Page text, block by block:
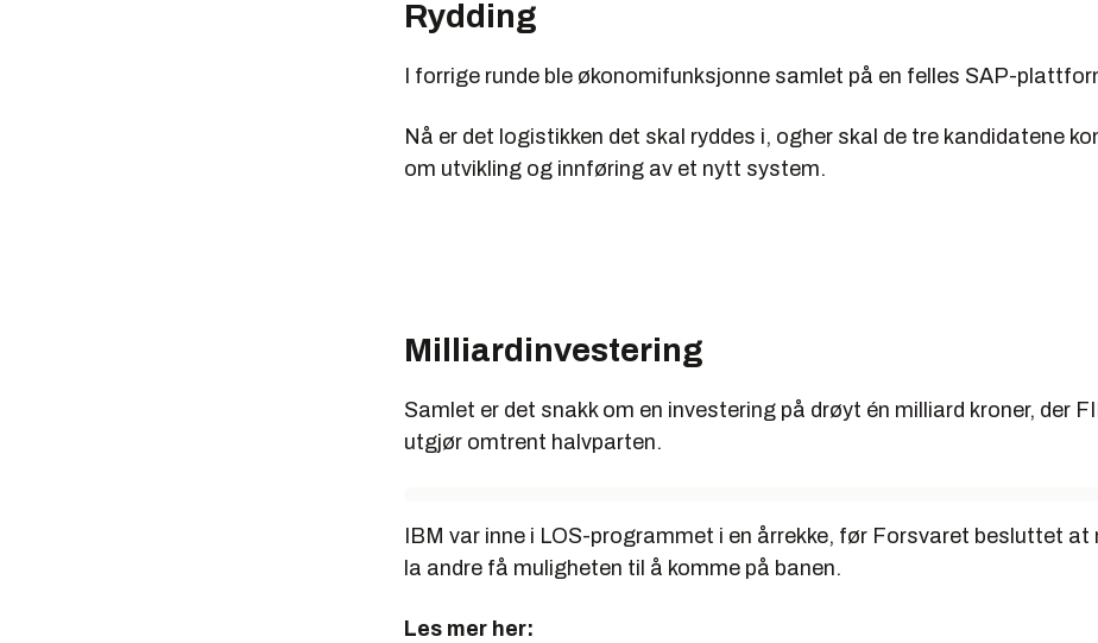
Rydding
I forrige runde ble økonomifunksjonne samlet på en felles SAP-
Nå er det logistikken det skal ryddes i, ogher skal de tre kandidatene
om utvikling og innføring av et nytt system.
Milliardinvestering
Samlet er det snakk om en investering på drøyt én milliard kroner, der
utgjør omtrent halvparten.
IBM var inne i LOS-programmet i en årrekke, før Forsvaret besluttet at
la andre få muligheten til å komme på banen.
Les mer her: